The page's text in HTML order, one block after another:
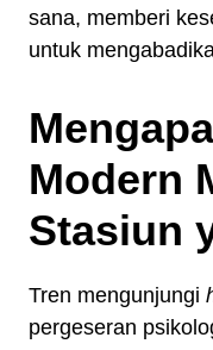
sana, memberi
untuk
Modern
Stasiun
Tren mengunjungi
pergeseran